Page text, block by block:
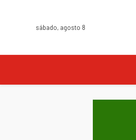
sábado, agosto 8